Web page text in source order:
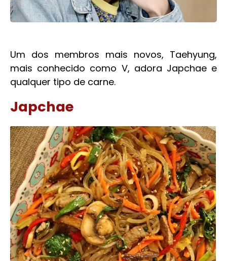
Um dos membros mais novos, Taehyung,
mais conhecido como V, adora Japchae e
qualquer tipo de carne.
Japchae